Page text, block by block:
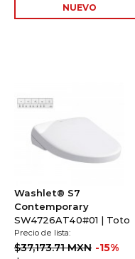
NUEVO
Washlet® S7
Contemporary
SW4726AT40#01 | Toto
Precio de lista:
$37,173.71 MXN -15%